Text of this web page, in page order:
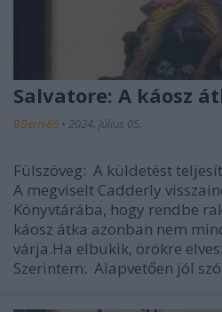
Salvatore: A káosz
BBerni86 • 2024. július 05.
Fülszöveg: A küldetést
A megviselt Cadderly
Könyvtárába, hogy rendbe
káosz átka azonban nem
várja.Ha elbukik, örökre
Szerintem: Alapvetően jól